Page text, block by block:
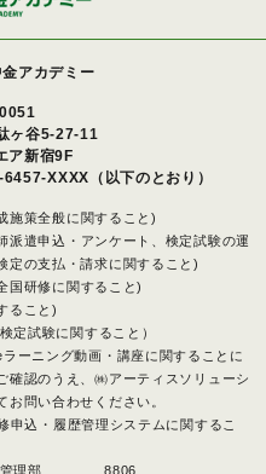
アカデミー
ヶ谷5-27-11
ア新宿9F
XXXX（以下のとおり）
施策全般に関すること)
派遣申込・アンケート、検定試験の運
定の支払・請求に関すること)
国研修に関すること)
ること)
定試験に関すること）
ーニング動画・講座に関することに
確認のうえ、㈱アーティスソリューシ
お問い合わせください。
申込・履歴管理システムに関するこ
理部 8806